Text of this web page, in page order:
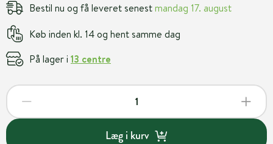
Bestil nu og få leveret senestmandag 17. august
Køb inden kl. 14 og hent samme dag
På lager i 13 centre
Læg i kurv